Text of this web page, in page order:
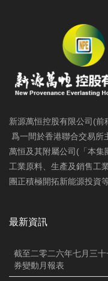
新源萬恒控股有限公司(
爲一間於香港聯合交易
萬恒及其附屬公司(「本集
工業原料、生產及銷售工
團正積極開拓新能源投資
最新資訊
截至二零二六年七月三
券變動月報表